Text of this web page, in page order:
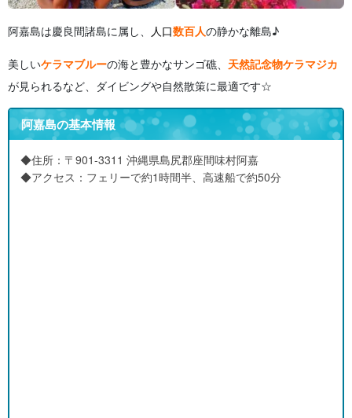
阿嘉島は慶良間諸島に属し、 人口数百人の静かな離島♪
美しいケラマブルーの海と豊かなサンゴ礁、 天然記念物ケラマジカ
が見られるなど、ダイビングや自然散策に最適です☆
阿嘉島の基本情報
◆住所：〒901-3311 沖縄県島尻郡座間味村阿嘉
◆アクセス：フェリーで約1時間半、高速船で約50分